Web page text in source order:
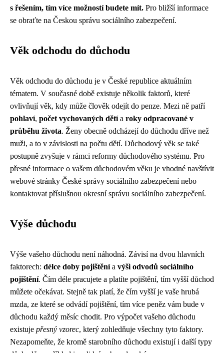
s řešením, tím více možností budete mít. Pro bližší informace
se obraťte na Českou správu sociálního zabezpečení.
Věk odchodu do důchodu
Věk odchodu do důchodu je v České republice aktuálním
tématem. V současné době existuje několik faktorů, které
ovlivňují věk, kdy může člověk odejít do penze. Mezi ně patří
pohlaví, počet vychovaných dětía roky odpracované v
průběhu života. Ženy obecně odcházejí do důchodu dříve než
muži, a to v závislosti na počtu dětí. Důchodový věk se také
postupně zvyšuje v rámci reformy důchodového systému. Pro
přesné informace o vašem důchodovém věku je vhodné navštívit
webové stránky České správy sociálního zabezpečení nebo
kontaktovat příslušnou okresní správu sociálního zabezpečení.
Výše důchodu
Výše vašeho důchodu není náhodná. Závisí na dvou hlavních
faktorech: délce doby pojištěnía výši odvodů sociálního
pojištění. Čím déle pracujete a platíte pojištění, tím vyšší důchod
můžete očekávat. Stejně tak platí, že čím vyšší je vaše hrubá
mzda, ze které se odvádí pojištění, tím více peněz vám bude v
důchodu každý měsíc chodit. Pro výpočet vašeho důchodu
existuje přesný vzorec, který zohledňuje všechny tyto faktory.
Nezapomeňte, že kromě starobního důchodu existují i další typy